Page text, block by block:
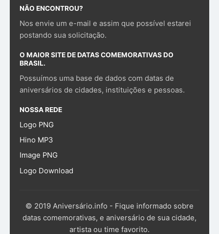
NÃO ENCONTROU?
Nos envie um e-mail e assim que possível estarei
postando sua solicitação.
O MAIOR SITE DE DATAS COMEMORATIVAS DO
BRASIL.
Possuímos uma base de dados com datas de
aniversários de cidades, instituições e pessoas.
NOSSA REDE
Logo PNG
Hino MP3
Image PNG
Logo Download
© 2019 Aniversário.info - Fique informado sobre
datas comemorativas, e aniversário de sua cidade,
artista ou time favorito.